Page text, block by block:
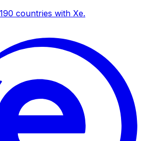
countries with Xe.